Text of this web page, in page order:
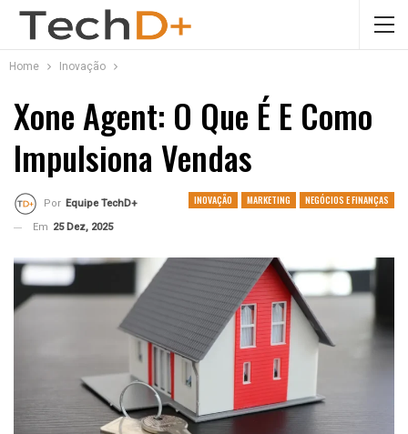
Home Inovação
Xone Agent: O Que É E Como
Impulsiona Vendas
INOVAÇÃO MARKETING NEGÓCIOS E FINANÇAS
Por Equipe TechD+
Em 25 Dez, 2025